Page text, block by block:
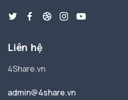
Liên hệ
4Share.vn
admin@4share.vn